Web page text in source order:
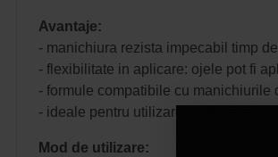
Avantaje:
- manichiura rezista impecabil timp
- flexibilitate in aplicare: ojele pot fi
- formule compatibile cu
- ideale pentru utilizare profesionala
Mod de utilizare: